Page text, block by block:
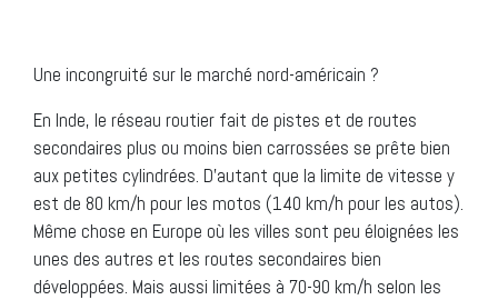
Une incongruité sur le marché nord-américain ?
En Inde, le réseau routier fait de pistes et de routes
secondaires plus ou moins bien carrossées se prête bien
aux petites cylindrées. D’autant que la limite de vitesse y
est de 80 km/h pour les motos (140 km/h pour les autos).
Même chose en Europe où les villes sont peu éloignées les
unes des autres et les routes secondaires bien
développées. Mais aussi limitées à 70-90 km/h selon les